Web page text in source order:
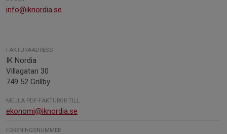
info@iknordia.se
FAKTURAADRESS
IK Nordia
Villagatan 30
749 52 Grillby
MEJLA PDF-FAKTUROR TILL
ekonomi@iknordia.se
FÖRENINGSNUMMER